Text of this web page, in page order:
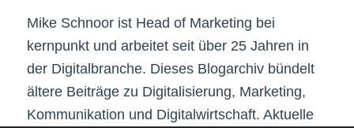
Mike Schnoor ist Head of Marketing bei
kernpunkt und arbeitet seit über 25 Jahren in
der Digitalbranche. Dieses Blogarchiv bündelt
ältere Beiträge zu Digitalisierung, Marketing,
Kommunikation und Digitalwirtschaft. Aktuelle